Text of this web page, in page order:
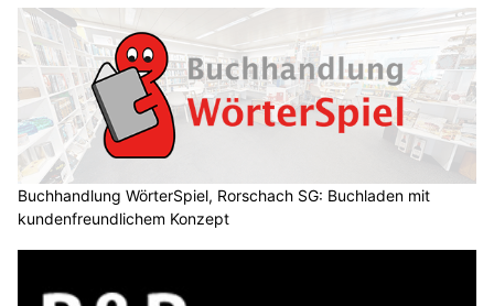
Buchhandlung WörterSpiel, Rorschach SG: Buchladen mit
kundenfreundlichem Konzept